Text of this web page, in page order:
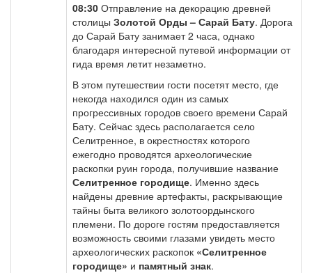
08:30 Отправление на декорацию древней
столицы Золотой Орды – Сарай Бату. Дорога
до Сарай Бату занимает 2 часа, однако
благодаря интересной путевой информации от
гида время летит незаметно.
В этом путешествии гости посетят место, где
некогда находился один из самых
прогрессивных городов своего времени Сарай
Бату. Сейчас здесь располагается село
Селитренное, в окрестностях которого
ежегодно проводятся археологические
раскопки руин города, получившие название
Селитренное городище. Именно здесь
найдены древние артефакты, раскрывающие
тайны быта великого золотоордынского
племени. По дороге гостям предоставляется
возможность своими глазами увидеть место
археологических раскопок «Селитренное
городище» и памятный знак.